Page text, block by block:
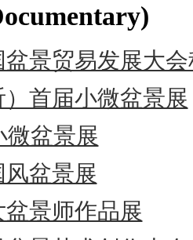
景贸易发展大会
首届小微盆景展
微盆景展
盆景展
景师作品展